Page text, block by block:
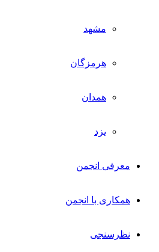
مشهد
هرمزگان
همدان
یزد
معرفی انجمن
همکاری با انجمن
نظرسنجی